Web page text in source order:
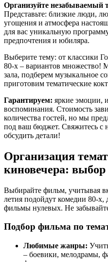
Организуйте незабываемый
Представьте: близкие люди,
угощения и атмосфера
для вас уникальную
предпочтения и юбиляра.
Выберите тему: от классики
80-х – вариантов
зала, подберем музыкальное
приготовим тематические
Гарантируем: яркие эмоции,
воспоминания. Стоимость
количества гостей, но мы
под ваш бюджет. Свяжитесь с
обсудить детали!
Организация
киновечера:
Выбирайте фильм, учитывая
летия подойдут комедии 80-х,
фильмы нулевых. Не
Подбор фильма по
Любимые жанры:
– боевики, мелодрамы,